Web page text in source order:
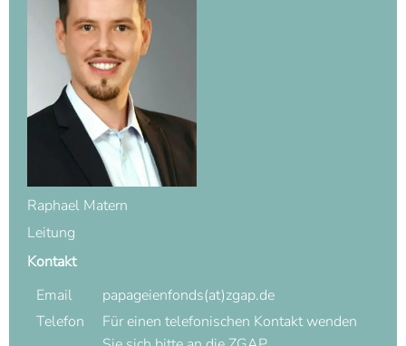
Raphael Matern
Leitung
Kontakt
Email
papageienfonds(at)zgap.de
Telefon
Für einen telefonischen Kontakt wenden